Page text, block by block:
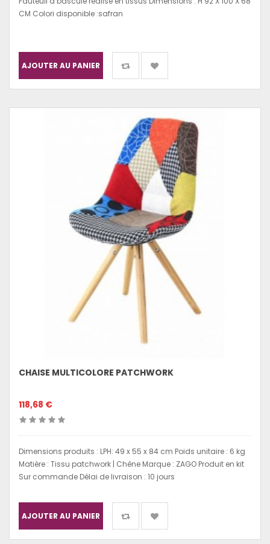
CM Colori disponible :safran
AJOUTER AU PANIER
CHAISE MULTICOLORE PATCHWORK
118,68 €
Dimensions produits : LPH: 49 x 55 x 84 cm Poids unitaire : 6 kg
Matière : Tissu patchwork | Chêne Marque : ZAGO Produit en kit
Sur commande Délai de livraison : 10 jours
AJOUTER AU PANIER